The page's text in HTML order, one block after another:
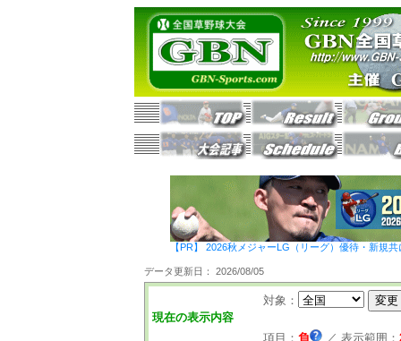
【PR】 2026秋メジャーLG（リーグ）優待・新規
データ更新日： 2026/08/05
現在の表示内容
対象：
項目： 負 ／ 表示範囲：